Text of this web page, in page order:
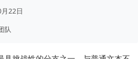
22日
队